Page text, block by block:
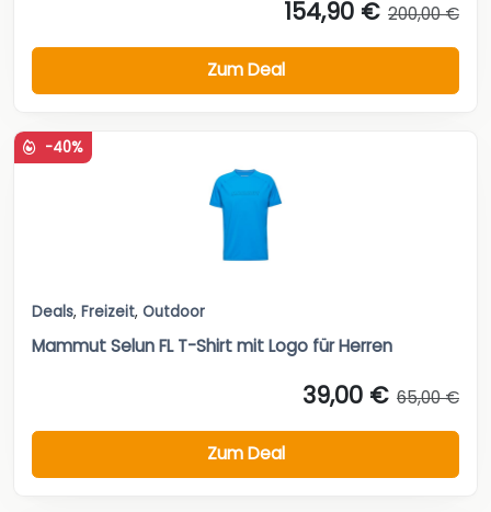
154,90 € 200,00 €
Zum Deal
-40%
Deals, Freizeit, Outdoor
Mammut Selun FL T-Shirt mit Logo für Herren
39,00 € 65,00 €
Zum Deal